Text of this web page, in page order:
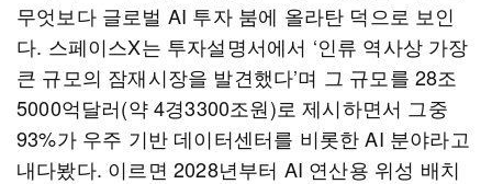
무엇보다 글로벌 AI 투자 붐에 올라탄 덕으로 보인
다. 스페이스X는 투자설명서에서 ‘인류 역사상 가장
큰 규모의 잠재시장을 발견했다’며 그 규모를 28조
5000억달러(약 4경3300조원)로 제시하면서 그중
93%가 우주 기반 데이터센터를 비롯한 AI 분야라고
내다봤다. 이르면 2028년부터 AI 연산용 위성 배치